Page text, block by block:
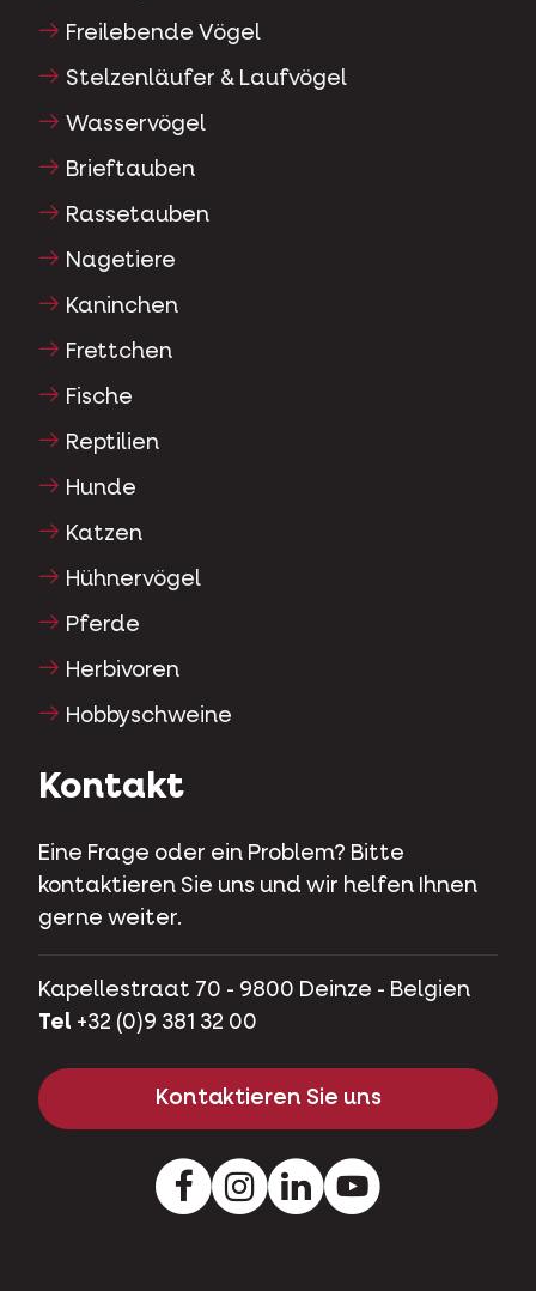
Freilebende Vögel
Stelzenläufer & Laufvögel
Wasservögel
Brieftauben
Rassetauben
Nagetiere
Kaninchen
Frettchen
Fische
Reptilien
Hunde
Katzen
Hühnervögel
Pferde
Herbivoren
Hobbyschweine
Kontakt
Eine Frage oder ein Problem? Bitte
kontaktieren Sie uns und wir helfen Ihnen
gerne weiter.
Kapellestraat 70 - 9800 Deinze - Belgien
Tel +32 (0)9 381 32 00
Kontaktieren Sie uns
FacebookInstagramLinkedInYoutube